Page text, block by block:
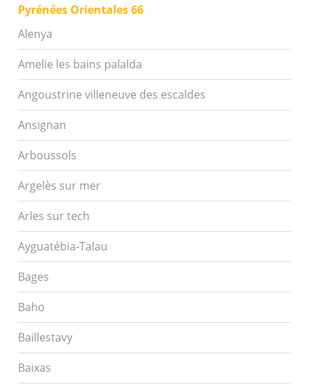
Pyrénées Orientales 66
Alenya
Amelie les bains palalda
Angoustrine villeneuve des escaldes
Ansignan
Arboussols
Argelès sur mer
Arles sur tech
Ayguatébia-Talau
Bages
Baho
Baillestavy
Baixas